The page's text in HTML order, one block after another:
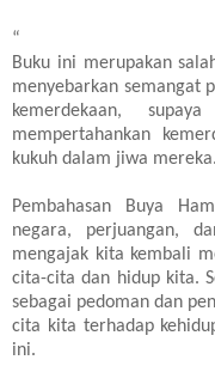
“
Buku ini merupakan
menyebarkan semangat
kemerdekaan,
mempertahankan
kukuh dalam jiwa mereka.
Pembahasan Buya
negara, perjuangan,
mengajak kita kembali
cita-cita dan hidup kita.
sebagai pedoman dan
cita kita terhadap
ini.